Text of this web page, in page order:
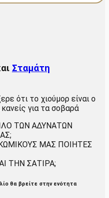
Σταμάτη
ότι το χιούμορ είναι ο
για τα σοβαρά
ΤΩΝ ΑΔΥΝΑΤΩΝ
ΜΑΣ ΠΟΙΗΤΕΣ
ΤΗΝ ΣΑΤΙΡΑ;
θα βρείτε στην ενότητα